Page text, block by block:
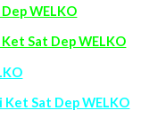
WELKO
Sat Dep WELKO
Ket Sat Dep WELKO